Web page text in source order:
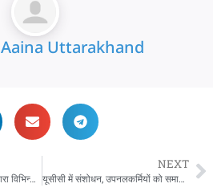
Aaina Uttarakhand
मुख्य सचिव ने की प्रधानमंत्री द्वारा विभिन्न अवसरों पर शिलान्यास की गयी परियोजनाओं की प्रगति की समीक्षा
NEXT
यूसीसी में संशोधन, उपनलकर्मियों को समान कार्य का समान वेतन, जानें धामी कैबिनेट के अन्य फैसले